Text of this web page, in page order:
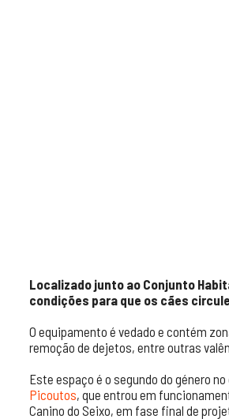
Localizado junto ao Conjunto
condições para que os cães
O equipamento é vedado e contém
remoção de dejetos, entre outras
Este espaço é o segundo do género
Picoutos, que entrou em
Canino do Seixo, em fase final de